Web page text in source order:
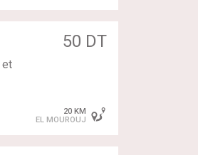
50 DT
et
20 KM
EL MOUROUJ